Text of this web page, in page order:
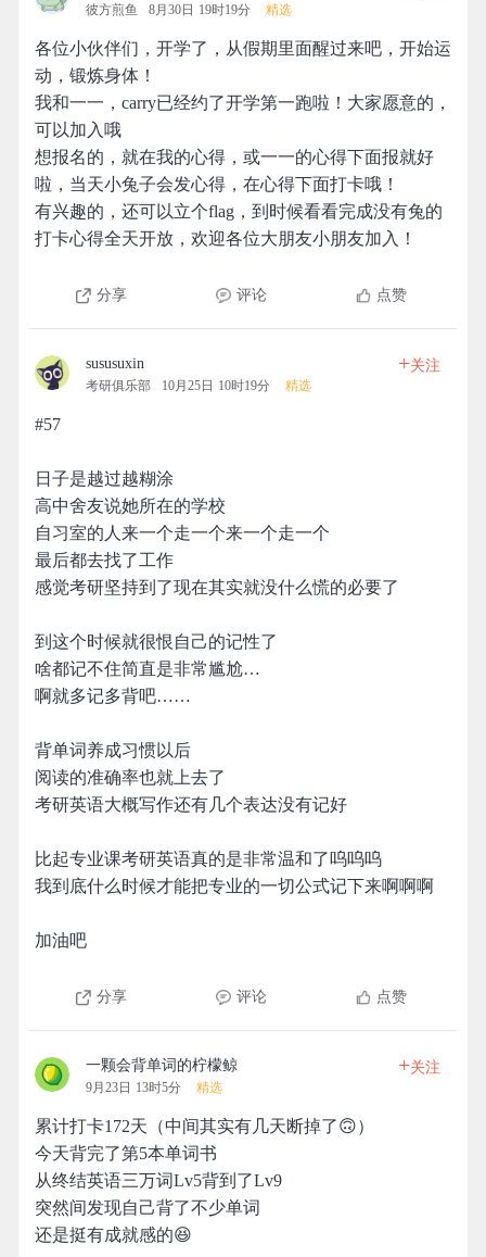
彼方煎鱼 8月30日 19时19分 精选
各位小伙伴们，开学了，从假期里面醒过来吧，开始运
动，锻炼身体！
我和一一，carry已经约了开学第一跑啦！大家愿意的，
可以加入哦
想报名的，就在我的心得，或一一的心得下面报就好
啦，当天小兔子会发心得，在心得下面打卡哦！
有兴趣的，还可以立个flag，到时候看看完成没有兔的
打卡心得全天开放，欢迎各位大朋友小朋友加入！
分享 评论 点赞
sususuxin
考研俱乐部 10月25日 10时19分 精选
+关注
#57
日子是越过越糊涂
高中舍友说她所在的学校
自习室的人来一个走一个来一个走一个
最后都去找了工作
感觉考研坚持到了现在其实就没什么慌的必要了
到这个时候就很恨自己的记性了
啥都记不住简直是非常尴尬…
啊就多记多背吧……
背单词养成习惯以后
阅读的准确率也就上去了
考研英语大概写作还有几个表达没有记好
比起专业课考研英语真的是非常温和了呜呜呜
我到底什么时候才能把专业的一切公式记下来啊啊啊
加油吧
分享 评论 点赞
一颗会背单词的柠檬鲸
9月23日 13时5分 精选
+关注
累计打卡172天（中间其实有几天断掉了🙃）
今天背完了第5本单词书
从终结英语三万词Lv5背到了Lv9
突然间发现自己背了不少单词
还是挺有成就感的😆